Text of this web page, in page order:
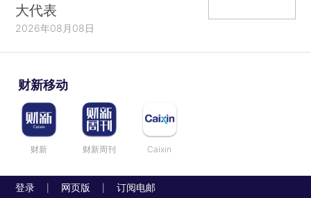
大代表
2026年08月08日
财新移动
财新 财新周刊 Caixin
登录 网页版 订阅电邮